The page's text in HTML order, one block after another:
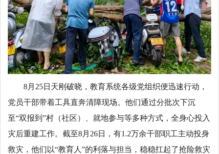
8月25日天刚破晓，教育系统各级党组织便迅速行动，
党员干部带着工具直奔清障现场。他们通过分批次下沉
至“双报到”村（社区）、就地参与等多种方式，全身心投入
灾后重建工作。截至8月26日，有1.2万余干部职工主动投身
救灾，他们以“教育人”的利落与担当，稳稳扛起了抢险救灾